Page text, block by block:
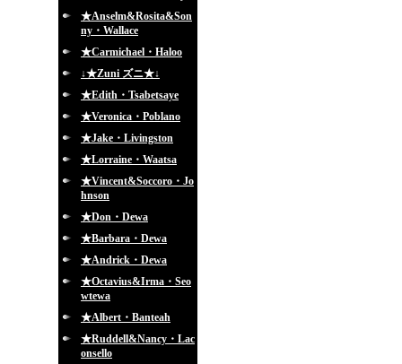
★Anselm&Rosita&Son
ny・Wallace
★Carmichael・Haloo
↓★Zuni ズニ★↓
★Edith・Tsabetsaye
★Veronica・Poblano
★Jake・Livingston
★Lorraine・Waatsa
★Vincent&Soccoro・Jo
hnson
★Don・Dewa
★Barbara・Dewa
★Andrick・Dewa
★Octavius&Irma・Seo
wtewa
★Albert・Banteah
★Ruddell&Nancy・Lac
onsello